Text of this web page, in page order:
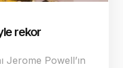
rekor
Jerome Powell’ın